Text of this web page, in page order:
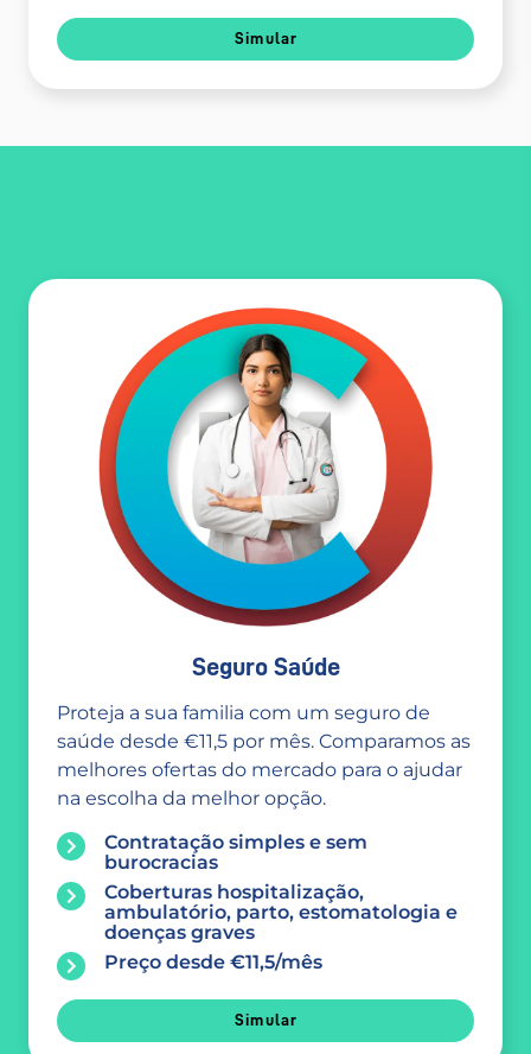
Simular
Seguro Saúde
Proteja a sua familia com um seguro de
saúde desde €11,5 por mês. Comparamos as
melhores ofertas do mercado para o ajudar
na escolha da melhor opção.
Contratação simples e sem
burocracias
Coberturas hospitalização,
ambulatório, parto, estomatologia e
doenças graves
Preço desde €11,5/mês
Simular